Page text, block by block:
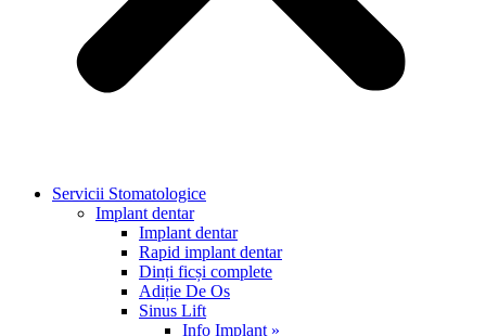
Servicii Stomatologice
Implant dentar
Implant dentar
Rapid implant dentar
Dinți ficși complete
Adiție De Os
Sinus Lift
Info Implant »